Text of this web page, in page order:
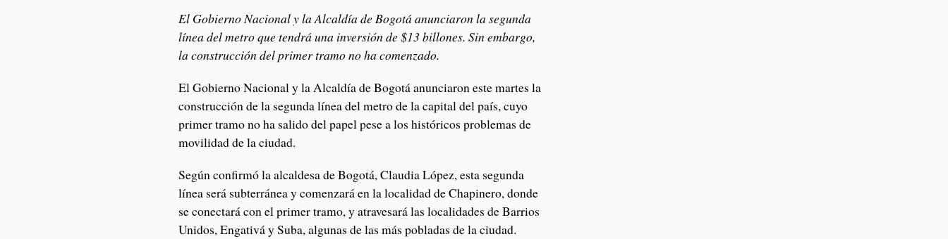
El Gobierno Nacional y la Alcaldía de Bogotá anunciaron la segunda
línea del metro que tendrá una inversión de $13 billones. Sin embargo,
la construcción del primer tramo no ha comenzado.
El Gobierno Nacional y la Alcaldía de Bogotá anunciaron este martes la
construcción de la segunda línea del metro de la capital del país, cuyo
primer tramo no ha salido del papel pese a los históricos problemas de
movilidad de la ciudad.
Según confirmó la alcaldesa de Bogotá, Claudia López, esta segunda
línea será subterránea y comenzará en la localidad de Chapinero, donde
se conectará con el primer tramo, y atravesará las localidades de Barrios
Unidos, Engativá y Suba, algunas de las más pobladas de la ciudad.